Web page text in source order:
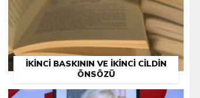
İKINCI BASKININ VE İKINCI CILDIN
ÖNSÖZÜ